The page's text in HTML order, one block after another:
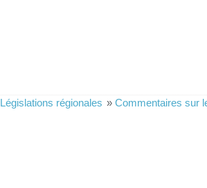
Législations régionales » Commentaires sur